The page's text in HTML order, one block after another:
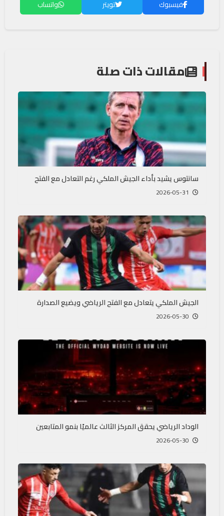
فيسبوك تويتر واتساب
مقالات ذات صلة
سانتوس يشيد بأداء الجيش الملكي رغم التعادل مع الفتح
الجيش الملكي يتعادل مع الفتح الرياضي ويضيع الصدارة
الوداد الرياضي يحقق المركز الثالث عالميًا بنمو المتابعين